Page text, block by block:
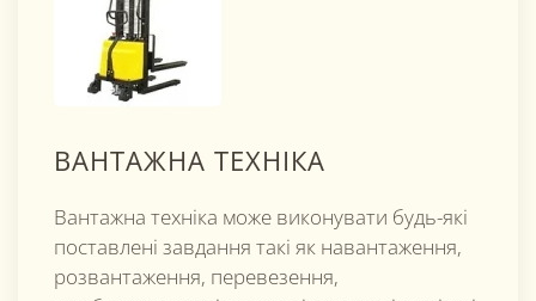
ВАНТАЖНА ТЕХНІКА
Вантажна техніка може виконувати будь-які
поставлені завдання такі як навантаження,
розвантаження, перевезення,